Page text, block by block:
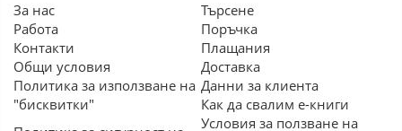
За нас
Работа
Контакти
Общи условия
Политика за използване на
"бисквитки"
Търсене
Поръчка
Плащания
Доставка
Данни за клиента
Как да свалим е-книги
Условия за ползване на